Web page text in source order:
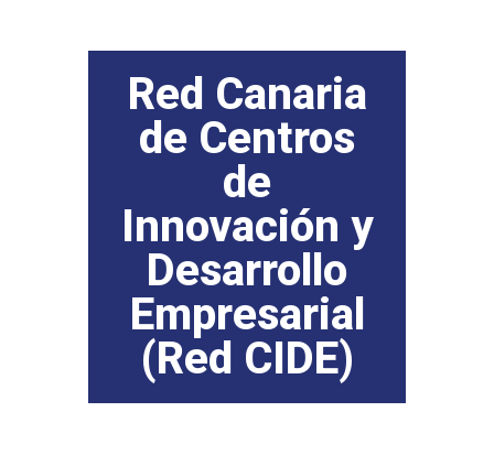
Red Canaria
de Centros
de
Innovación y
Desarrollo
Empresarial
(Red CIDE)